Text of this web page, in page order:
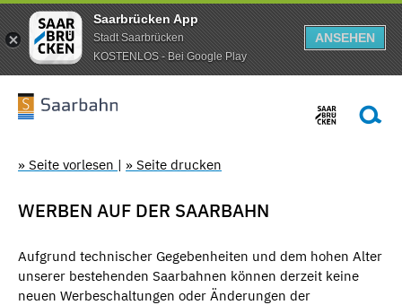
Saarbrücken App
Stadt Saarbrücken
KOSTENLOS - Bei Google Play
ANSEHEN
» Seite vorlesen | » Seite drucken
WERBEN AUF DER SAARBAHN
Aufgrund technischer Gegebenheiten und dem hohen Alter
unserer bestehenden Saarbahnen können derzeit keine
neuen Werbeschaltungen oder Änderungen der